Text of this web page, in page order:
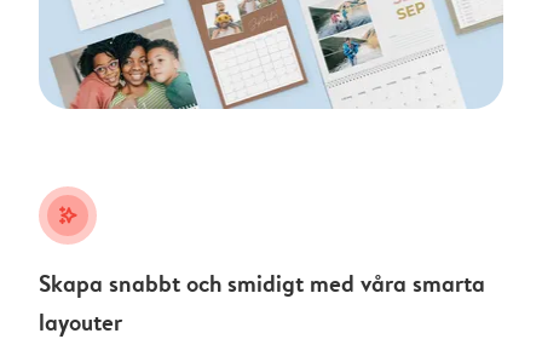
stars_plus
Skapa snabbt och smidigt med våra smarta
layouter